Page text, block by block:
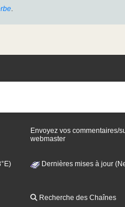
.
Envoyez vos commentaires/
webmaster
Dernières mises à jour
Recherche des Chaînes